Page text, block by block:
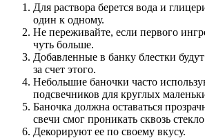
Для раствора берется вода и
один к одному.
Не переживайте, если первого
чуть больше.
Добавленные в банку блестки
за счет этого.
Небольшие баночки часто
подсвечников для круглых
Баночка должна оставаться
свечи смог проникать сквозь
Декорируют ее по своему вкусу.